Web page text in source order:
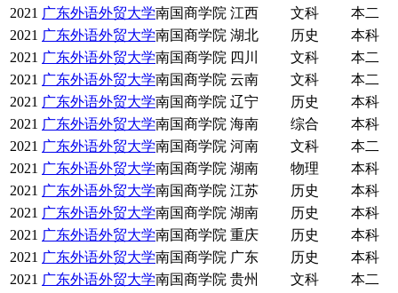
2021 广东外语外贸大学南国商学院 江西 文科
本二
2021 广东外语外贸大学南国商学院 湖北 历史
本科
2021 广东外语外贸大学南国商学院 四川 文科
本二
2021 广东外语外贸大学南国商学院 云南 文科
本二
2021 广东外语外贸大学南国商学院 辽宁 历史
本科
2021 广东外语外贸大学南国商学院 海南 综合
本科
2021 广东外语外贸大学南国商学院 河南 文科
本二
2021 广东外语外贸大学南国商学院 湖南 物理
本科
2021 广东外语外贸大学南国商学院 江苏 历史
本科
2021 广东外语外贸大学南国商学院 湖南 历史
本科
2021 广东外语外贸大学南国商学院 重庆 历史
本科
2021 广东外语外贸大学南国商学院 广东 历史
本科
2021 广东外语外贸大学南国商学院 贵州 文科
本二